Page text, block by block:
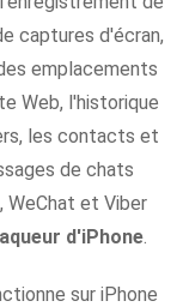
captures d'écran,
emplacements
Web, l'historique
les contacts et
de chats
WeChat et Viber
d'iPhone.
sur iPhone